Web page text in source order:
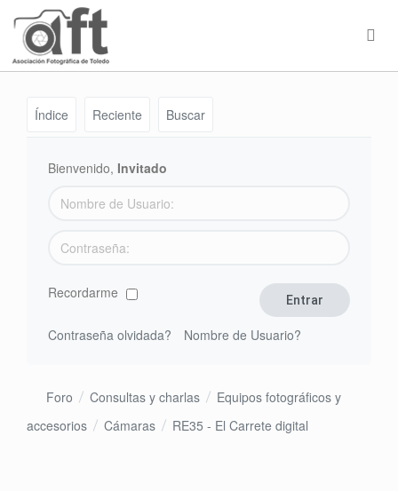
Índice Reciente Buscar
Bienvenido, Invitado
Recordarme
Contraseña olvidada? Nombre de Usuario?
Foro Consultas y charlas
Equipos fotográficos y
accesorios
Cámaras RE35 - El Carrete digital